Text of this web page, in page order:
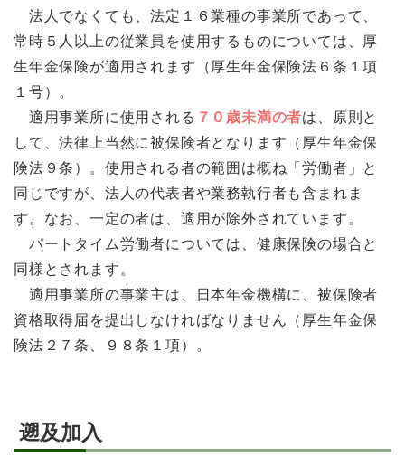
法人でなくても、法定１６業種の事業所であって、
常時５人以上の従業員を使用するものについては、厚
生年金保険が適用されます（厚生年金保険法６条１項
１号）。
適用事業所に使用される ７０歳未満の者は、原則と
して、法律上当然に被保険者となります（厚生年金保
険法９条）。使用される者の範囲は概ね「労働者」と
同じですが、法人の代表者や業務執行者も含まれま
す。なお、一定の者は、適用が除外されています。
パートタイム労働者については、健康保険の場合と
同様とされます。
適用事業所の事業主は、日本年金機構に、被保険者
資格取得届を提出しなければなりません（厚生年金保
険法２７条、９８条１項）。
遡及加入